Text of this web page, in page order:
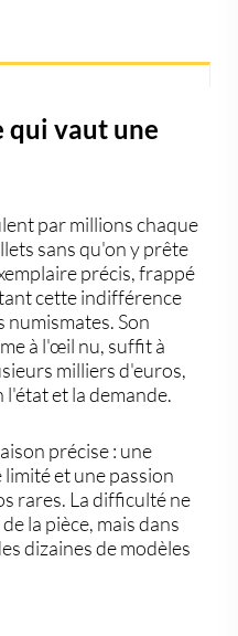
qui vaut une
par millions chaque
sans qu'on y prête
précis, frappé
cette indifférence
numismates. Son
à l'œil nu, suffit à
milliers d'euros,
et la demande.
précise : une
et une passion
rares. La difficulté ne
la pièce, mais dans
dizaines de modèles